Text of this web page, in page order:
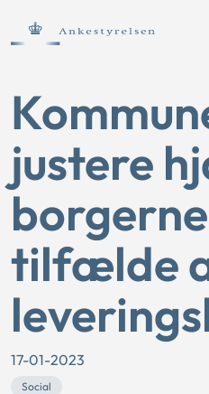
justere
tilfælde
17-01-2023
Social